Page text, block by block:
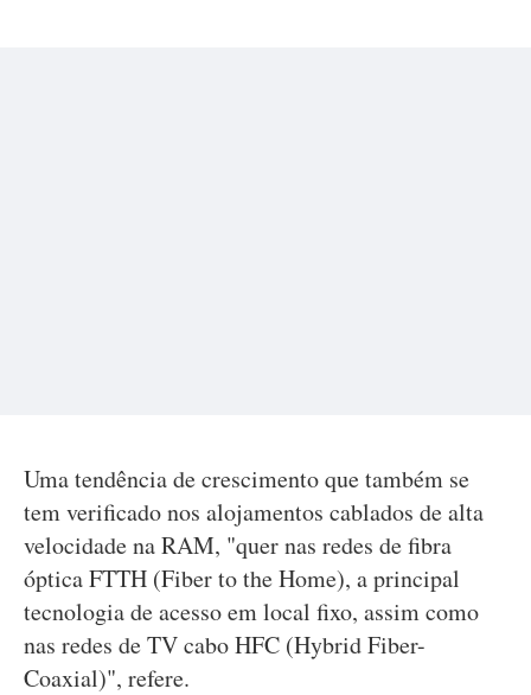
Uma tendência de crescimento que também se
tem verificado nos alojamentos cablados de alta
velocidade na RAM, "quer nas redes de fibra
óptica FTTH (Fiber to the Home), a principal
tecnologia de acesso em local fixo, assim como
nas redes de TV cabo HFC (Hybrid Fiber-
Coaxial)", refere.